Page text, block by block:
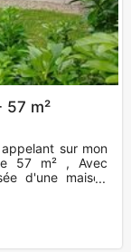
m²
appelant sur mon
57 m² , Avec
d'une maison